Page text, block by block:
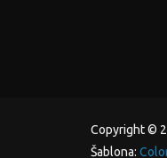
Copyright ©
Šablona: